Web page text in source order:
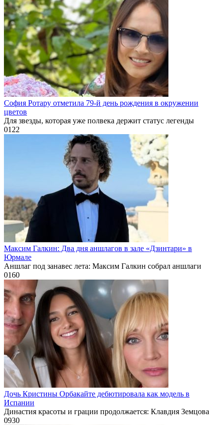
София Ротару отметила 79-й день рождения в окружении
цветов
Для звезды, которая уже полвека держит статус легенды
0122
Максим Галкин: Два дня аншлагов в зале «Дзинтари» в
Юрмале
Аншлаг под занавес лета: Максим Галкин собрал аншлаги
0160
Дочь Кристины Орбакайте дебютировала как модель в
Испании
Династия красоты и грации продолжается: Клавдия Земцова
0930